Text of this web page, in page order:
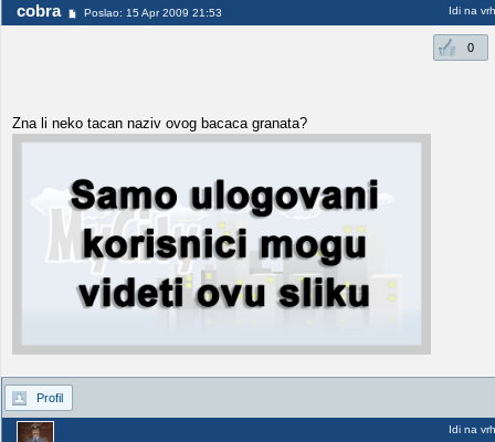
cobra Poslao: 15 Apr 2009 21:53 Idi na vrh
0
Zna li neko tacan naziv ovog bacaca granata?
Profil
Idi na vrh